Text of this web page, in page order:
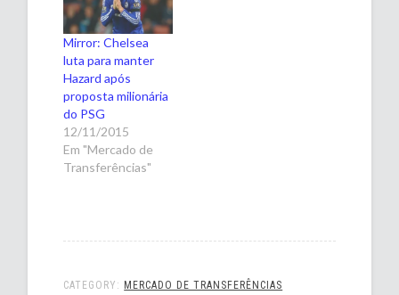
Mirror: Chelsea
luta para manter
Hazard após
proposta milionária
do PSG
12/11/2015
Em "Mercado de
Transferências"
CATEGORY: MERCADO DE TRANSFERÊNCIAS